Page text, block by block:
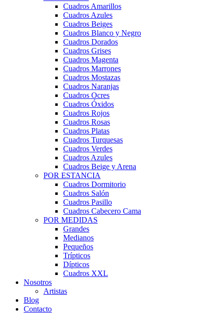
Cuadros Amarillos
Cuadros Azules
Cuadros Beiges
Cuadros Blanco y Negro
Cuadros Dorados
Cuadros Grises
Cuadros Magenta
Cuadros Marrones
Cuadros Mostazas
Cuadros Naranjas
Cuadros Ocres
Cuadros Óxidos
Cuadros Rojos
Cuadros Rosas
Cuadros Platas
Cuadros Turquesas
Cuadros Verdes
Cuadros Azules
Cuadros Beige y Arena
POR ESTANCIA
Cuadros Dormitorio
Cuadros Salón
Cuadros Pasillo
Cuadros Cabecero Cama
POR MEDIDAS
Grandes
Medianos
Pequeños
Trípticos
Dípticos
Cuadros XXL
Nosotros
Artistas
Blog
Contacto